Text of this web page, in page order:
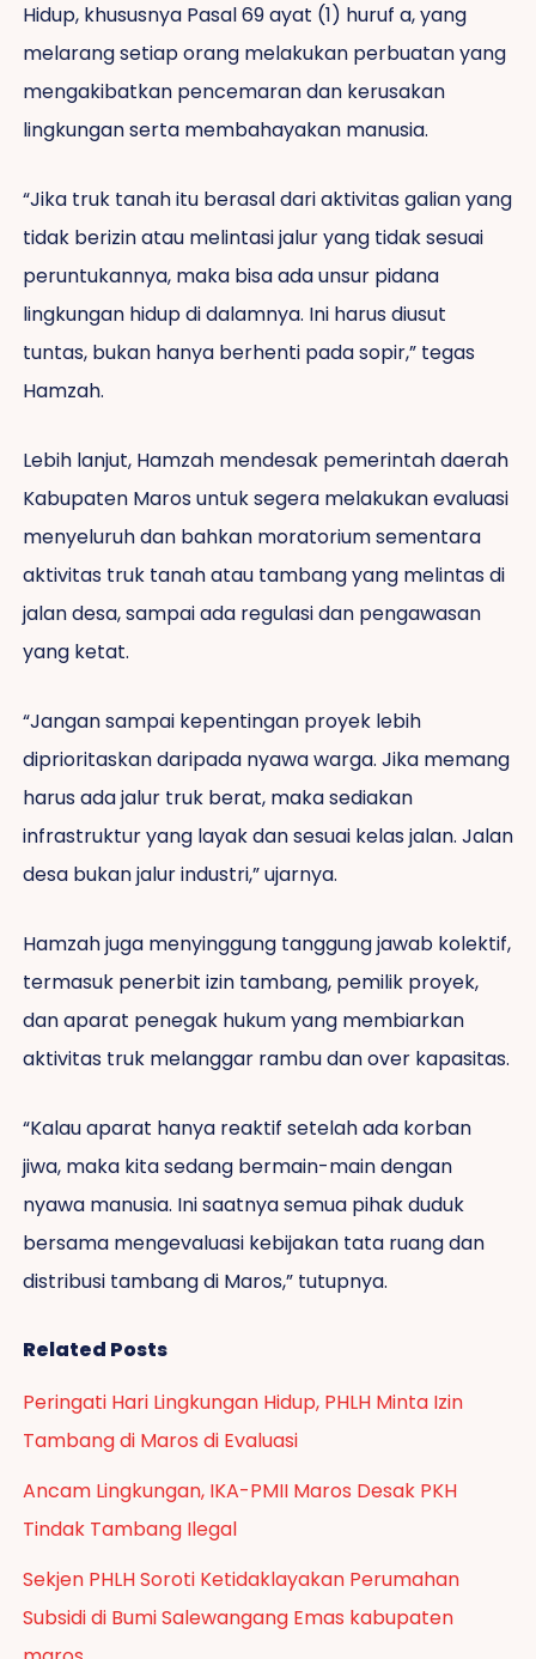
Hidup, khususnya Pasal 69 ayat (1) huruf a, yang
melarang setiap orang melakukan perbuatan yang
mengakibatkan pencemaran dan kerusakan
lingkungan serta membahayakan manusia.
“Jika truk tanah itu berasal dari aktivitas galian yang
tidak berizin atau melintasi jalur yang tidak sesuai
peruntukannya, maka bisa ada unsur pidana
lingkungan hidup di dalamnya. Ini harus diusut
tuntas, bukan hanya berhenti pada sopir,” tegas
Hamzah.
Lebih lanjut, Hamzah mendesak pemerintah daerah
Kabupaten Maros untuk segera melakukan evaluasi
menyeluruh dan bahkan moratorium sementara
aktivitas truk tanah atau tambang yang melintas di
jalan desa, sampai ada regulasi dan pengawasan
yang ketat.
“Jangan sampai kepentingan proyek lebih
diprioritaskan daripada nyawa warga. Jika memang
harus ada jalur truk berat, maka sediakan
infrastruktur yang layak dan sesuai kelas jalan. Jalan
desa bukan jalur industri,” ujarnya.
Hamzah juga menyinggung tanggung jawab kolektif,
termasuk penerbit izin tambang, pemilik proyek,
dan aparat penegak hukum yang membiarkan
aktivitas truk melanggar rambu dan over kapasitas.
“Kalau aparat hanya reaktif setelah ada korban
jiwa, maka kita sedang bermain-main dengan
nyawa manusia. Ini saatnya semua pihak duduk
bersama mengevaluasi kebijakan tata ruang dan
distribusi tambang di Maros,” tutupnya.
Related Posts
Peringati Hari Lingkungan Hidup, PHLH Minta Izin
Tambang di Maros di Evaluasi
Ancam Lingkungan, IKA-PMII Maros Desak PKH
Tindak Tambang Ilegal
Sekjen PHLH Soroti Ketidaklayakan Perumahan
Subsidi di Bumi Salewangang Emas kabupaten